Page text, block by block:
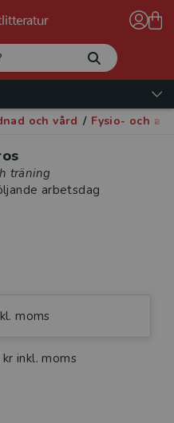
och vård / Fysio- och
träning
arbetsdag
moms
inkl. moms